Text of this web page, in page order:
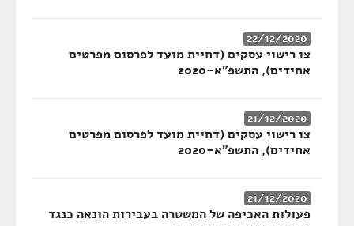
22/12/2020
צו רישוי עסקים (דחיית מועד לפרסום מפרטים
אחידים), התשפ"א-2020
21/12/2020
צו רישוי עסקים (דחיית מועד לפרסום מפרטים
אחידים), התשפ"א-2020
21/12/2020
פעולות האכיפה של המשטרה בעבירות הונאה כנגד